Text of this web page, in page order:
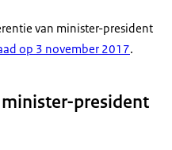
van minister-president
op 3 november 2017.
president